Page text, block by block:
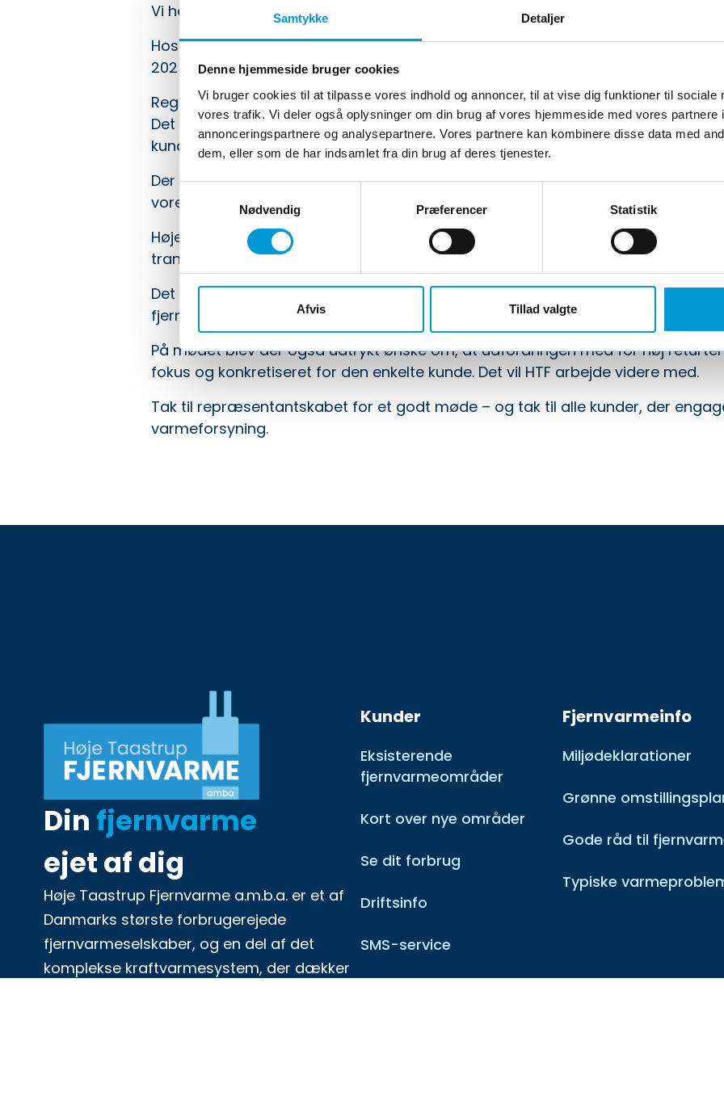
Samtykke Detaljer
Denne hjemmeside bruger cookies
Vi bruger cookies til at tilpasse vores indhold og annoncer, til at vise dig funktioner til sociale
vores trafik. Vi deler også oplysninger om din brug af vores hjemmeside med vores partnere
annonceringspartnere og analysepartnere. Vores partnere kan kombinere disse data med
dem, eller som de har indsamlet fra din brug af deres tjenester.
Nødvendig
Præferencer Statistik
Afvis Tillad valgte
Vi håber, alle har haft en god pinse.
Hos Høje Taastrup Fjernvarme begyndte pinsen med et møde i
2025 blev gennemgået og godkendt.
Regnskabet blev generelt taget rigtig godt imod, og der var ingen
Det er vi naturligvis glade for, for et solidt og gennemsigtigt regnskab er en
kundeejet fjernvarmevirksomhed.
Der var samtidig et stærkt fremmøde til mødet. Det vidner om det store
vores kunder og ejerkreds – og det engagement sætter vi stor pris på.
Høje Taastrup Fjernvarme er ejet af kunderne. Derfor er det vigtigt for os at
transparente om vores arbejde og gøre fjernvarmen så forståelig som muligt.
Det gælder, uanset om man har spørgsmål til sin regning, gravearbejde eller
fjernvarmenettet.
På mødet blev der også udtrykt ønske om, at udfordringen med for høj
fokus og konkretiseret for den enkelte kunde. Det vil HTF arbejde videre med.
Tak til repræsentantskabet for et godt møde – og tak til alle kunder, der
varmeforsyning.
Din fjernvarme
ejet af dig
Høje Taastrup Fjernvarme a.m.b.a. er et af
Danmarks største forbrugerejede
fjernvarmeselskaber, og en del af det
komplekse kraftvarmesystem, der dækker
Kunder
Eksisterende
fjernvarmeområder
Kort over nye områder
Se dit forbrug
Driftsinfo
SMS-service
Fjernvarmeinfo
Miljødeklarationer
Grønne
Gode råd til
Typiske